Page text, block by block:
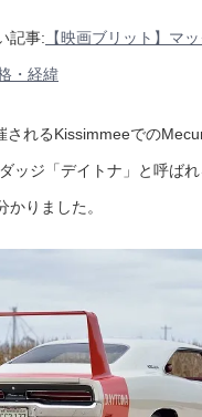
記事: 【映画ブリット】マ
・経緯
されるKissimmeeでの
ッジ「デイトナ」と呼ば
かりました。